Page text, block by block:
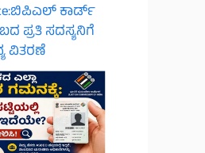
ಕಾರ್ಡ್
ಪ್ರತಿ ಸದಸ್ಯನಿಗೆ
ವಿತರಣೆ